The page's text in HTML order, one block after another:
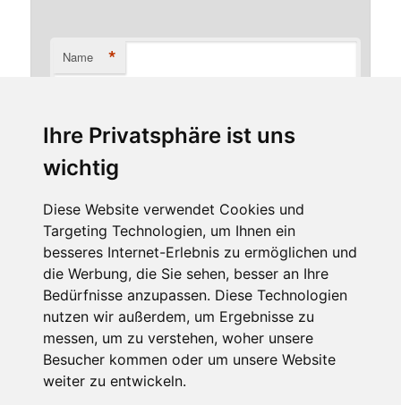
Ihre Privatsphäre ist uns
wichtig
Diese Website verwendet Cookies und
Targeting Technologien, um Ihnen ein
besseres Internet-Erlebnis zu ermöglichen und
die Werbung, die Sie sehen, besser an Ihre
Bedürfnisse anzupassen. Diese Technologien
nutzen wir außerdem, um Ergebnisse zu
messen, um zu verstehen, woher unsere
Besucher kommen oder um unsere Website
weiter zu entwickeln.
Name *
E-Mail-Adresse *
Website